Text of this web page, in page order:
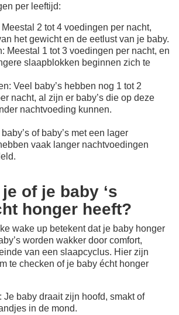
per leeftijd:
2 tot 4 voedingen per nacht,
het gewicht en de eetlust van je baby.
Meestal 1 tot 3 voedingen per nacht, en
slaapblokken beginnen zich te
Veel baby’s hebben nog 1 tot 2
nacht, al zijn er baby’s die op deze
nachtvoeding kunnen.
of baby’s met een lager
vaak langer nachtvoedingen
of je baby ‘s
honger heeft?
wake up betekent dat je baby honger
worden wakker door comfort,
van een slaapcyclus. Hier zijn
te checken of je baby écht honger
Je baby draait zijn hoofd, smakt of
in de mond.